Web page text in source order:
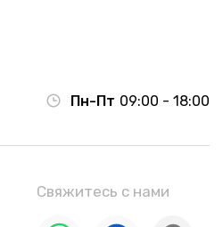
Пн-Пт 09:00 - 18:00
Свяжитесь с нами